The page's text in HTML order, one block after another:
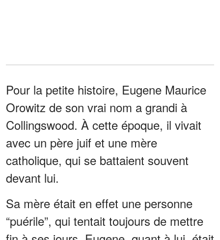
Pour la petite histoire, Eugene Maurice
Orowitz de son vrai nom a grandi à
Collingswood. À cette époque, il vivait
avec un père juif et une mère
catholique, qui se battaient souvent
devant lui.
Sa mère était en effet une personne
“puérile”, qui tentait toujours de mettre